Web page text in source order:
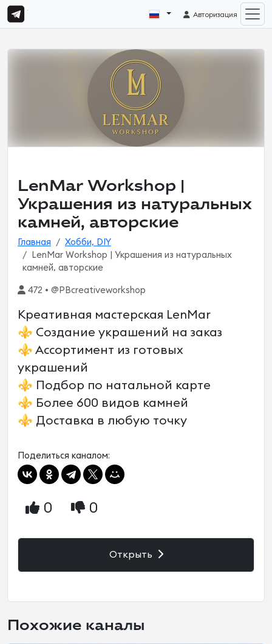
Авторизация
LenMar Workshop |
Украшения из натуральных
камней, авторские
Главная
Хобби, DIY
LenMar Workshop | Украшения из натуральных
камней, авторские
472 • @PBcreativeworkshop
Креативная мастерская LenMar
⚜️ Создание украшений на заказ
⚜️ Ассортимент из готовых
украшений
⚜️ Подбор по натальной карте
⚜️ Более 600 видов камней
⚜️ Доставка в любую точку
Поделиться каналом:
0 0
Открыть
Похожие каналы